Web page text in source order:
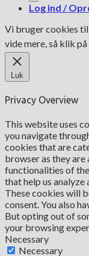
Log ind /
Vi bruger cookies
vide mere, så klik
Luk
Privacy Overview
This website uses
you navigate
cookies that are
browser as they
functionalities of
that help us analyze
These cookies will
consent. You also
But opting out of
your browsing
Necessary
Necessary